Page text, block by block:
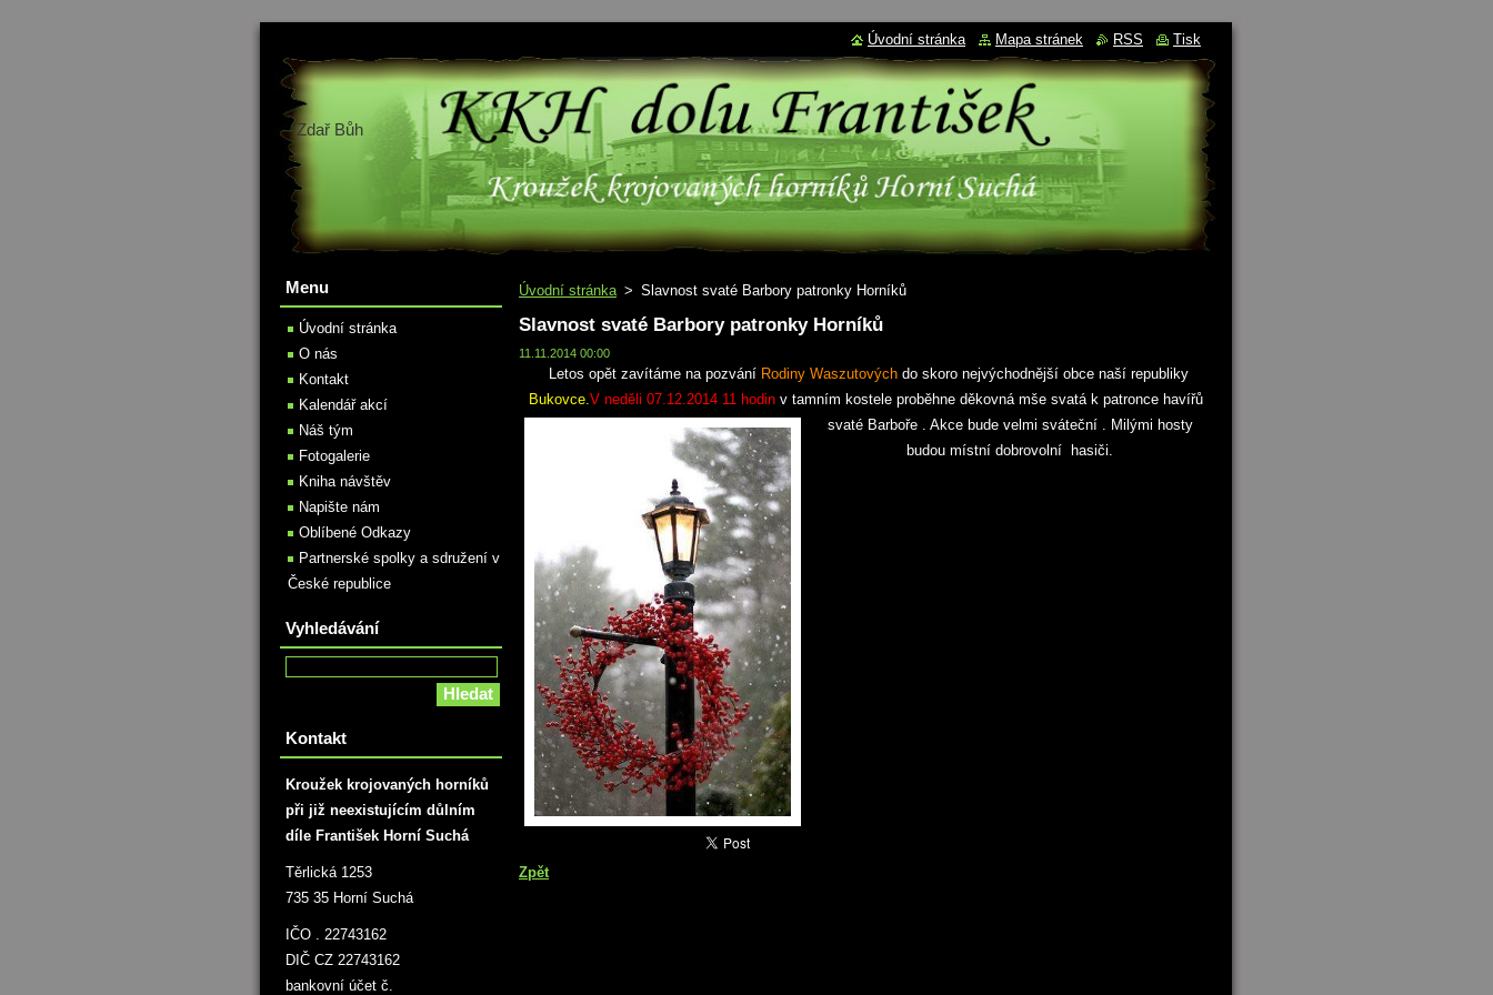
Zdař Bůh
Úvodní stránka > Slavnost svaté Barbory patronky Horníků
Slavnost svaté Barbory patronky Horníků
11.11.2014 00:00
Letos opět zavítáme na pozvání Rodiny Waszutových do skoro nejvýchodnější obce naší republiky
Bukovce.V neděli 07.12.2014 11 hodin v tamním kostele proběhne děkovná mše svatá k patronce havířů
svaté Barboře . Akce bude velmi sváteční . Milými hosty
budou místní dobrovolní hasiči.
Zpět
Menu
Úvodní stránka
O nás
Kontakt
Kalendář akcí
Náš tým
Fotogalerie
Kniha návštěv
Napište nám
Oblíbené Odkazy
Partnerské spolky a sdružení v
České republice
Vyhledávání
Kontakt
Kroužek krojovaných horníků
při již neexistujícím důlním
díle František Horní Suchá
Těrlická 1253
735 35 Horní Suchá
IČO . 22743162
DIČ CZ 22743162
bankovní účet č.
Úvodní stránka Mapa stránek RSS Tisk